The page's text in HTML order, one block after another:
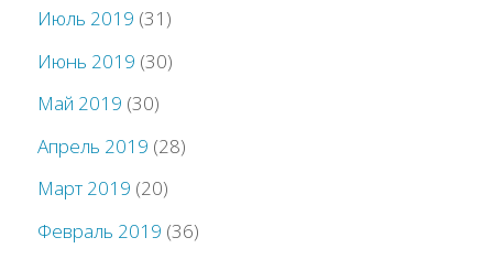
Июль 2019 (31)
Июнь 2019 (30)
Май 2019 (30)
Апрель 2019 (28)
Март 2019 (20)
Февраль 2019 (36)